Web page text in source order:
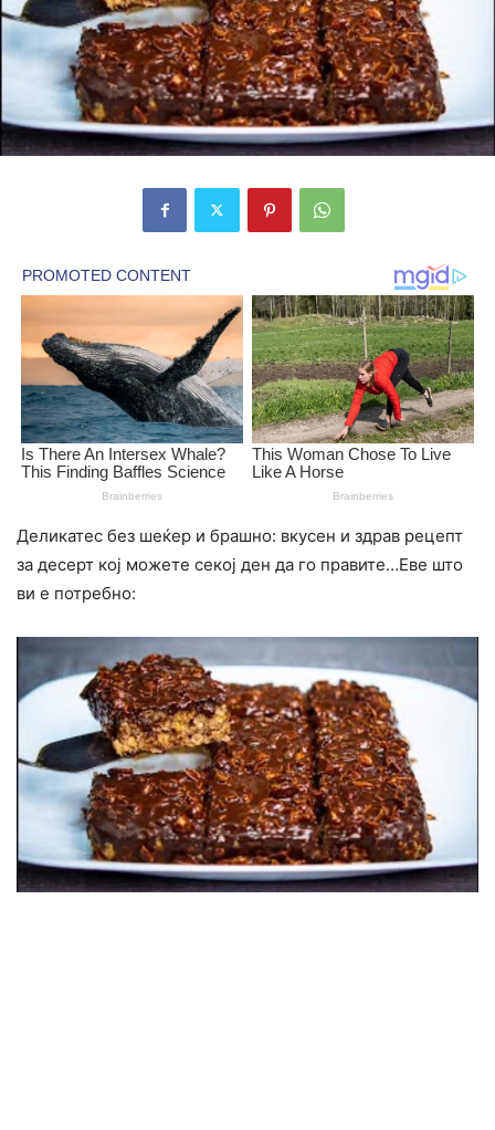
Деликатес без шеќер и брашно: вкусен и здрав рецепт
за десерт кој можете секој ден да го правите…Еве што
ви е потребно: